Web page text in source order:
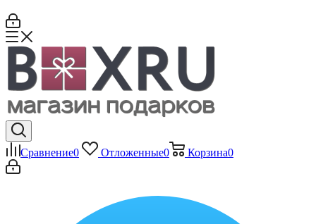
Сравнение0 Отложенные0 Корзина0